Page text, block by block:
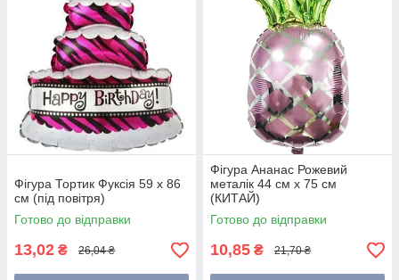
Фігура Тортик Фуксія 59 х 86
см (під повітря)
Готово до відправки
13,02 ₴ 26,04 ₴
Фігура Ананас Рожевий
металік 44 см х 75 см
(КИТАЙ)
Готово до відправки
10,85 ₴ 21,70 ₴